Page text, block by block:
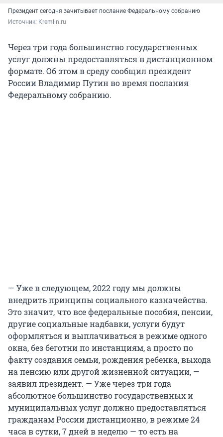
Президент сегодня зачитывает послание Федеральному собранию
Источник: Kremlin.ru
Через три года большинство государственных
услуг должны предоставляться в дистанционном
формате. Об этом в среду сообщил президент
России Владимир Путин во время послания
Федеральному собранию.
— Уже в следующем, 2022 году мы должны
внедрить принципы социального казначейства.
Это значит, что все федеральные пособия, пенсии,
другие социальные надбавки, услуги будут
оформляться и выплачиваться в режиме одного
окна, без беготни по инстанциям, а просто по
факту создания семьи, рождения ребенка, выхода
на пенсию или другой жизненной ситуации, —
заявил президент. — Уже через три года
абсолютное большинство государственных и
муниципальных услуг должно предоставляться
гражданам России дистанционно, в режиме 24
часа в сутки, 7 дней в неделю — то есть на